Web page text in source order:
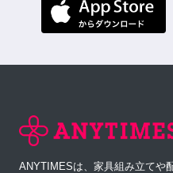
ANYTIMESは、家具組み立てや